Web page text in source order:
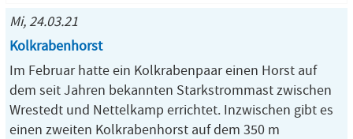
Mi, 24.03.21
Kolkrabenhorst
Im Februar hatte ein Kolkrabenpaar einen Horst auf
dem seit Jahren bekannten Starkstrommast zwischen
Wrestedt und Nettelkamp errichtet. Inzwischen gibt es
einen zweiten Kolkrabenhorst auf dem 350 m